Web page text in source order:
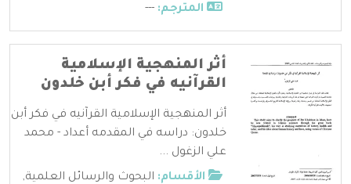
المترجم: ---
أثر المنهجية الإسلامية
القرآنيه في فكر أبن خلدون
أثر المنهجية الإسلامية القرآنيه في فكر أبن
خلدون: دراسه في المقدمه أعداد - محمد
علي الزغول ...
الأقسام: البحوث والرسائل العلمية,